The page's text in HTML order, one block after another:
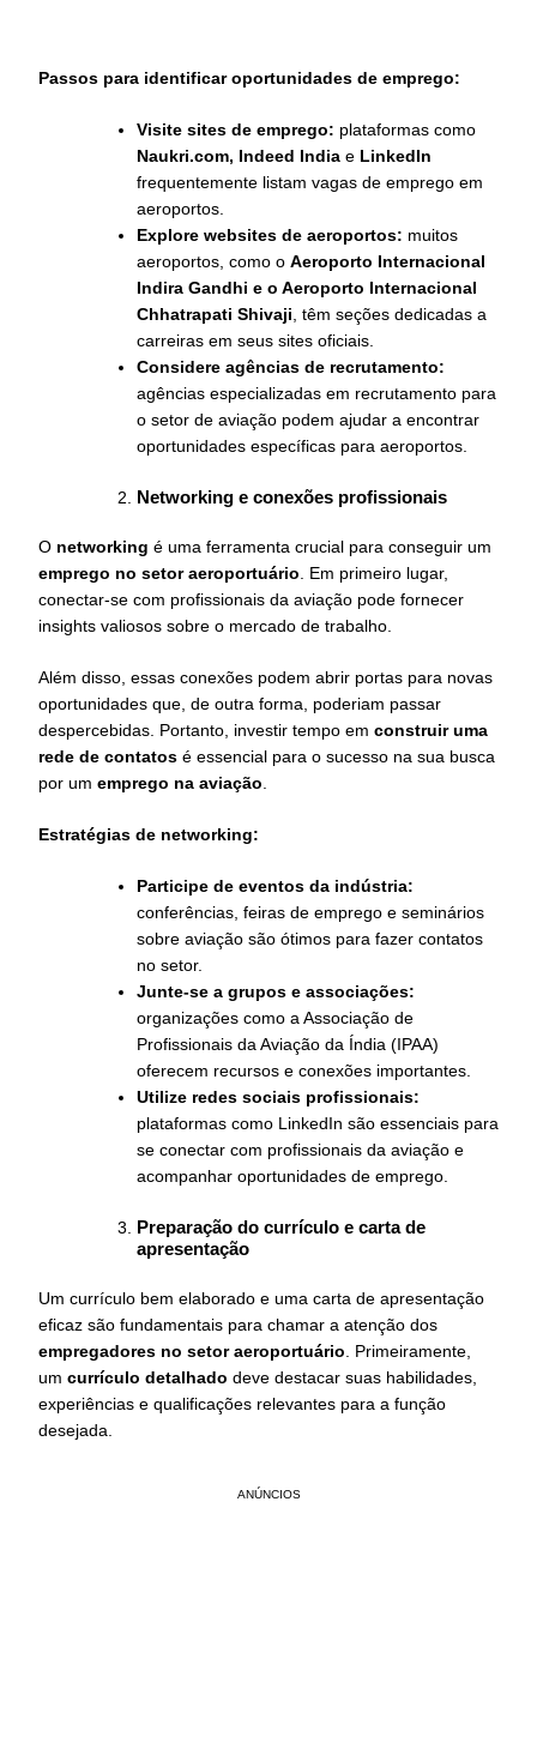
Passos para identificar oportunidades de emprego:
Visite sites de emprego: plataformas como
Naukri.com, Indeed India e LinkedIn
frequentemente listam vagas de emprego em
aeroportos.
Explore websites de aeroportos: muitos
aeroportos, como o Aeroporto Internacional
Indira Gandhi e o Aeroporto Internacional
Chhatrapati Shivaji, têm seções dedicadas a
carreiras em seus sites oficiais.
Considere agências de recrutamento:
agências especializadas em recrutamento para
o setor de aviação podem ajudar a encontrar
oportunidades específicas para aeroportos.
Networking e conexões profissionais
O networking é uma ferramenta crucial para conseguir um
emprego no setor aeroportuário. Em primeiro lugar,
conectar-se com profissionais da aviação pode fornecer
insights valiosos sobre o mercado de trabalho.
Além disso, essas conexões podem abrir portas para novas
oportunidades que, de outra forma, poderiam passar
despercebidas. Portanto, investir tempo em construir uma
rede de contatos é essencial para o sucesso na sua busca
por um emprego na aviação.
Estratégias de networking:
Participe de eventos da indústria:
conferências, feiras de emprego e seminários
sobre aviação são ótimos para fazer contatos
no setor.
Junte-se a grupos e associações:
organizações como a Associação de
Profissionais da Aviação da Índia (IPAA)
oferecem recursos e conexões importantes.
Utilize redes sociais profissionais:
plataformas como LinkedIn são essenciais para
se conectar com profissionais da aviação e
acompanhar oportunidades de emprego.
Preparação do currículo e carta de
apresentação
Um currículo bem elaborado e uma carta de apresentação
eficaz são fundamentais para chamar a atenção dos
empregadores no setor aeroportuário. Primeiramente,
um currículo detalhado deve destacar suas habilidades,
experiências e qualificações relevantes para a função
desejada.
ANÚNCIOS